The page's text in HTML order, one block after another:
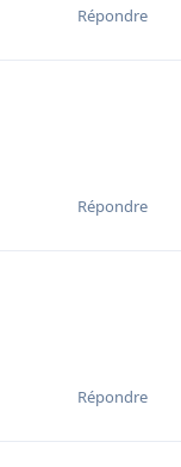
Répondre
Répondre
Répondre